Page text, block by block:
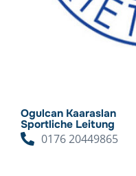
Ogulcan Kaaraslan
Sportliche Leitung
0176 20449865